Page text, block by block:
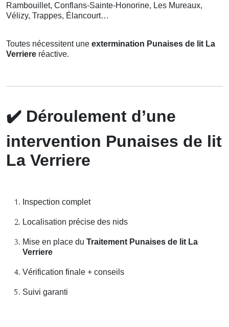
Rambouillet, Conflans-Sainte-Honorine, Les Mureaux,
Vélizy, Trappes, Élancourt…
Toutes nécessitent une extermination Punaises de lit La
Verriere réactive.
✔️ Déroulement d’une
intervention Punaises de lit
La Verriere
Inspection complet
Localisation précise des nids
Mise en place du Traitement Punaises de lit La
Verriere
Vérification finale + conseils
Suivi garanti